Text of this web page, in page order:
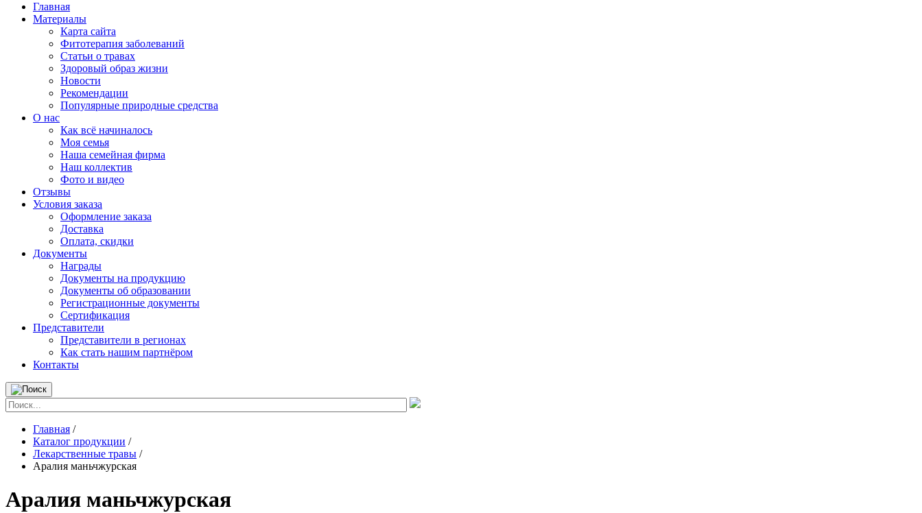
Главная
Материалы
Карта сайта
Фитотерапия заболеваний
Статьи о травах
Здоровый образ жизни
Новости
Рекомендации
Популярные природные средства
О нас
Как всё начиналось
Моя семья
Наша семейная фирма
Наш коллектив
Фото и видео
Отзывы
Условия заказа
Оформление заказа
Доставка
Оплата, скидки
Документы
Награды
Документы на продукцию
Документы об образовании
Регистрационные документы
Сертификация
Представители
Представители в регионах
Как стать нашим партнёром
Контакты
Главная /
Каталог продукции /
Лекарственные травы /
Аралия маньчжурская
Аралия маньчжурская